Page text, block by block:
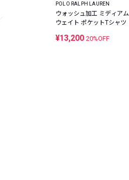
POLO RALPH LAUREN
ウォッシュ加工 ミディアム
ウェイト ポケットTシャツ
¥13,200 20%OFF